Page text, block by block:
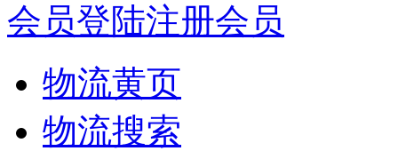
会员登陆注册会员
物流黄页
物流搜索